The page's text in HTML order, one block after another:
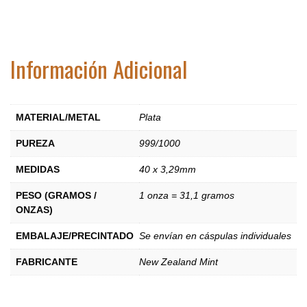
Información Adicional
MATERIAL/METAL Plata
PUREZA 999/1000
MEDIDAS 40 x 3,29mm
PESO (GRAMOS /
ONZAS)
1 onza = 31,1 gramos
EMBALAJE/PRECINTADO Se envían en cáspulas individuales
FABRICANTE New Zealand Mint